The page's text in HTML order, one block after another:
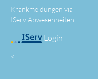
Krankmeldungen via
IServ Abwesenheiten
Login
<